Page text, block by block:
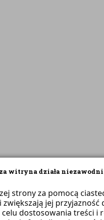
witryna działa
strony za pomocą
jej przyjazność
dostosowania treści i